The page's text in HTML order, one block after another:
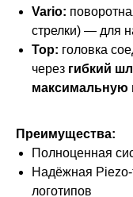
Vario:
стрелки) — для
Top: головка
через гибкий
максимальную
Преимущества:
Полноценная
Надёжная Piezo-
логотипов